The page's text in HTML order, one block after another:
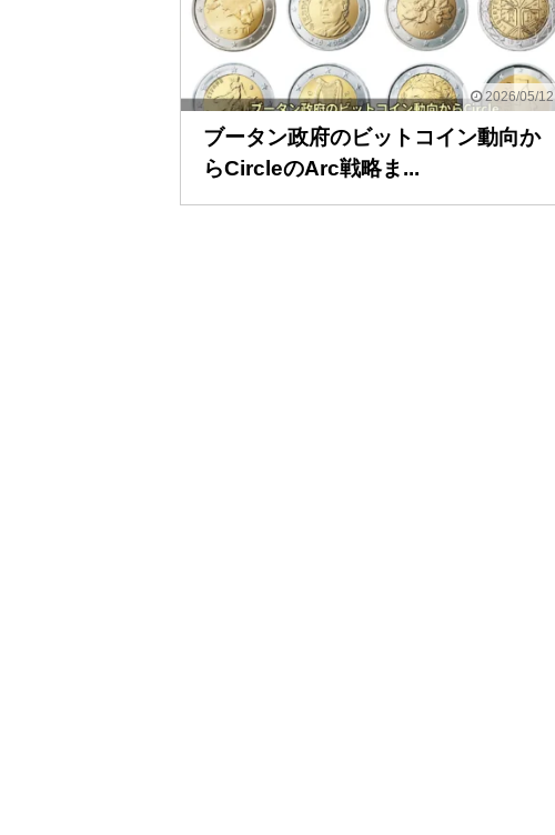
2026/05/12
ブータン政府のビットコイン動向か
らCircleのArc戦略ま...